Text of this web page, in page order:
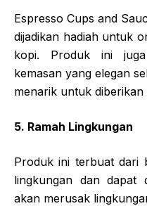
Espresso Cups and
dijadikan hadiah untuk
kopi. Produk ini
kemasan yang elegan
menarik untuk diberikan
5. Ramah Lingkungan
Produk ini terbuat dari
lingkungan dan dapat
akan merusak